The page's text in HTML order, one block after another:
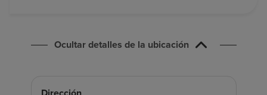
Ocultar detalles de la ubicación